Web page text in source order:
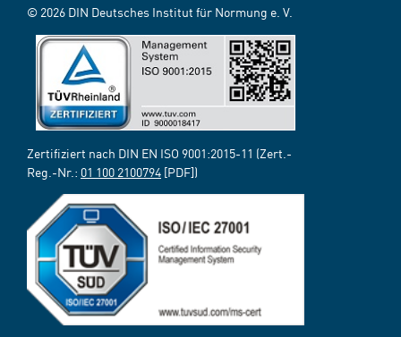
© 2026 DIN Deutsches Institut für Normung e. V.
Zertifiziert nach DIN EN ISO 9001:2015-11 (Zert.-
Reg.-Nr.: 01 100 2100794 [PDF])